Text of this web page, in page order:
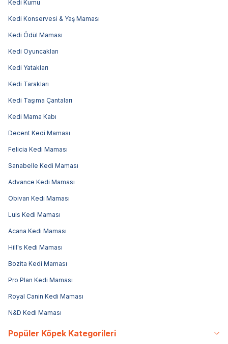
Kedi Kumu
Kedi Konservesi & Yaş Maması
Kedi Ödül Maması
Kedi Oyuncakları
Kedi Yatakları
Kedi Tarakları
Kedi Taşıma Çantaları
Kedi Mama Kabı
Decent Kedi Maması
Felicia Kedi Maması
Sanabelle Kedi Maması
Advance Kedi Maması
Obivan Kedi Maması
Luis Kedi Maması
Acana Kedi Maması
Hill's Kedi Maması
Bozita Kedi Maması
Pro Plan Kedi Maması
Royal Canin Kedi Maması
N&D Kedi Maması
Popüler Köpek Kategorileri